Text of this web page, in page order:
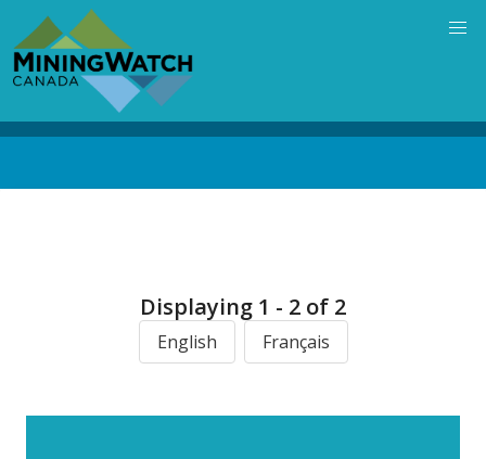
main
content
Displaying 1 - 2 of 2
English Français